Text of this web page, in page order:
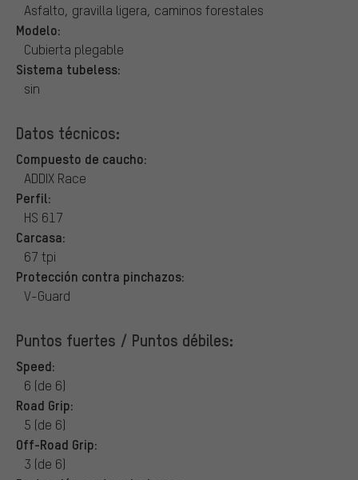
Asfalto, gravilla ligera, caminos forestales
Modelo:
Cubierta plegable
Sistema tubeless:
sin
Datos técnicos:
Compuesto de caucho:
ADDIX Race
Perfil:
HS 617
Carcasa:
67 tpi
Protección contra pinchazos:
V-Guard
Puntos fuertes / Puntos débiles:
Speed:
6 (de 6)
Road Grip:
5 (de 6)
Off-Road Grip:
3 (de 6)